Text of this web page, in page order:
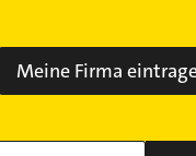
Meine Firma